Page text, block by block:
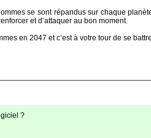
se sont répandus sur chaque
et d’attaquer au bon moment.
en 2047 et c’est à votre tour de se
?